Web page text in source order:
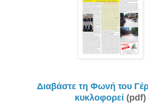
Διαβάστε τη Φωνή του
κυκλοφορεί(pdf)